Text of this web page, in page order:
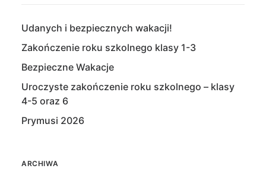
Udanych i bezpiecznych wakacji!
Zakończenie roku szkolnego klasy 1-3
Bezpieczne Wakacje
Uroczyste zakończenie roku szkolnego – klasy
4-5 oraz 6
Prymusi 2026
ARCHIWA